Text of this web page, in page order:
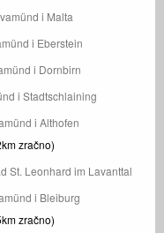
i Malta
i Eberstein
i Dornbirn
i Stadtschlaining
i Althofen
zračno)
St. Leonhard im Lavanttal
i Bleiburg
zračno)